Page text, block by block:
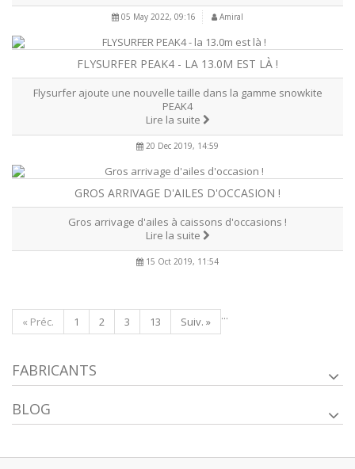
05 May 2022, 09:16 Amiral
FLYSURFER PEAK4 - LA 13.0M EST LÀ !
Flysurfer ajoute une nouvelle taille dans la gamme snowkite
PEAK4
Lire la suite
20 Dec 2019, 14:59
GROS ARRIVAGE D'AILES D'OCCASION !
Gros arrivage d'ailes à caissons d'occasions !
Lire la suite
15 Oct 2019, 11:54
« Préc. 1 2 3 ...
13 Suiv. »
FABRICANTS
BLOG